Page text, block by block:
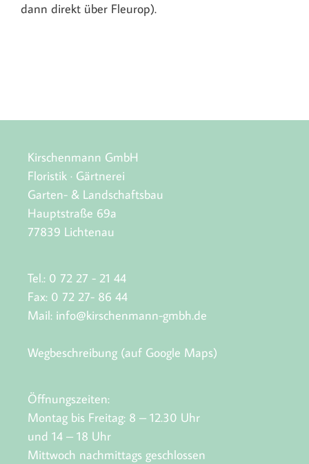
dann direkt über Fleurop).
Kirschenmann GmbH
Floristik · Gärtnerei
Garten- & Landschaftsbau
Hauptstraße 69a
77839 Lichtenau
Tel.: 0 72 27 - 21 44
Fax: 0 72 27- 86 44
Mail: info@kirschenmann-gmbh.de
Wegbeschreibung (auf Google Maps)
Öffnungszeiten:
Montag bis Freitag: 8 – 12.30 Uhr
und 14 – 18 Uhr
Mittwoch nachmittags geschlossen